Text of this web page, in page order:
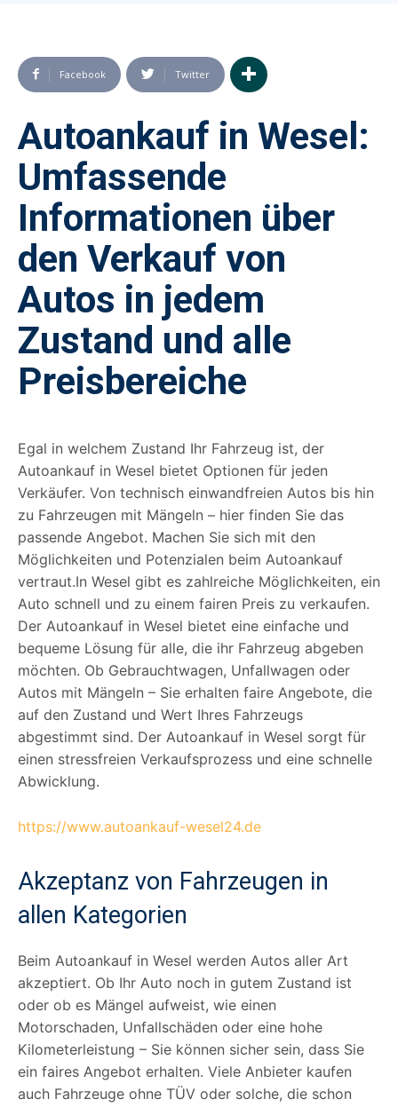
Facebook Twitter
Autoankauf in Wesel:
Umfassende
Informationen über
den Verkauf von
Autos in jedem
Zustand und alle
Preisbereiche
Egal in welchem Zustand Ihr Fahrzeug ist, der
Autoankauf in Wesel bietet Optionen für jeden
Verkäufer. Von technisch einwandfreien Autos bis hin
zu Fahrzeugen mit Mängeln – hier finden Sie das
passende Angebot. Machen Sie sich mit den
Möglichkeiten und Potenzialen beim Autoankauf
vertraut.In Wesel gibt es zahlreiche Möglichkeiten, ein
Auto schnell und zu einem fairen Preis zu verkaufen.
Der Autoankauf in Wesel bietet eine einfache und
bequeme Lösung für alle, die ihr Fahrzeug abgeben
möchten. Ob Gebrauchtwagen, Unfallwagen oder
Autos mit Mängeln – Sie erhalten faire Angebote, die
auf den Zustand und Wert Ihres Fahrzeugs
abgestimmt sind. Der Autoankauf in Wesel sorgt für
einen stressfreien Verkaufsprozess und eine schnelle
Abwicklung.
https://www.autoankauf-wesel24.de
Akzeptanz von Fahrzeugen in
allen Kategorien
Beim Autoankauf in Wesel werden Autos aller Art
akzeptiert. Ob Ihr Auto noch in gutem Zustand ist
oder ob es Mängel aufweist, wie einen
Motorschaden, Unfallschäden oder eine hohe
Kilometerleistung – Sie können sicher sein, dass Sie
ein faires Angebot erhalten. Viele Anbieter kaufen
auch Fahrzeuge ohne TÜV oder solche, die schon